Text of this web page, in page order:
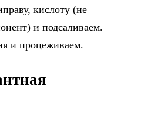
кислоту (не
и подсаливаем.
и процеживаем.